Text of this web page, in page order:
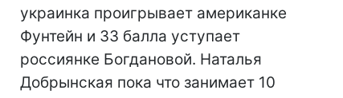
украинка проигрывает американке
Фунтейн и 33 балла уступает
россиянке Богдановой. Наталья
Добрынская пока что занимает 10